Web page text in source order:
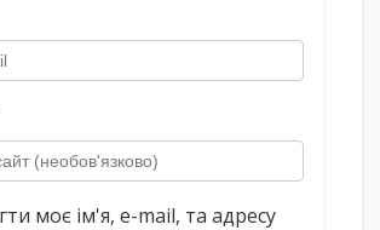
моє ім'я, e-mail, та адресу